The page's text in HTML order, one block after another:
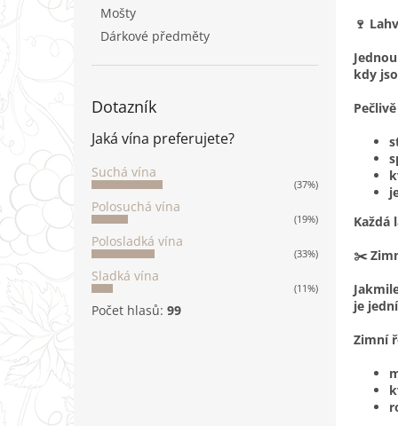
Mošty
Dárkové předměty
Dotazník
Jaká vína preferujete?
Suchá vína
(37%)
Polosuchá vína
(19%)
Polosladká vína
(33%)
Sladká vína
(11%)
Počet hlasů: 99
🍷
kdy
Každá
✂️
je
Zimní